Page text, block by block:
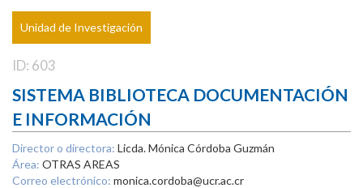
Unidad de Investigación
ID: 603
SISTEMA BIBLIOTECA DOCUMENTACIÓN
E INFORMACIÓN
Director o directora: Licda. Mónica Córdoba Guzmán
Área: OTRAS AREAS
Correo electrónico: monica.cordoba@ucr.ac.cr